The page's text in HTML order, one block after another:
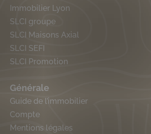
Immobilier Lyon
SLCI groupe
SLCI Maisons Axial
SLCI SEFI
SLCI Promotion
Générale
Guide de l’immobilier
Compte
Mentions légales